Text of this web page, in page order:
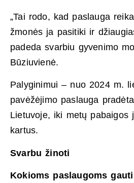
„Tai rodo, kad paslauga
žmonės ja pasitiki ir
padeda svarbiu gyvenimo
Būziuvienė.
Palyginimui – nuo 2024 m.
pavėžėjimo paslauga
Lietuvoje, iki metų pabaigos
kartus.
Svarbu žinoti
Kokioms paslaugoms